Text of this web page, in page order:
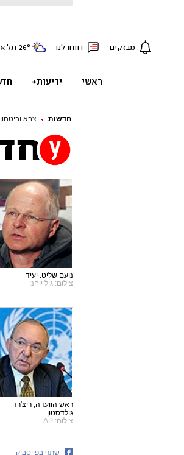
חדשות צבא וביטחון
נועם שליט. יעיד
צילום: גיל יוחנן
ראש הוועדה, ריצ'רד
גולדסטון
צילום: AP
שתף בפייסבוק